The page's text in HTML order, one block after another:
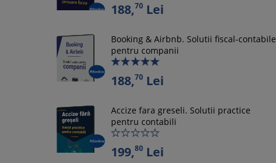
188,70 Lei
Booking & Airbnb. Solutii fiscal-contabile
pentru companii
188,70 Lei
Accize fara greseli. Solutii practice
pentru contabili
199,80 Lei